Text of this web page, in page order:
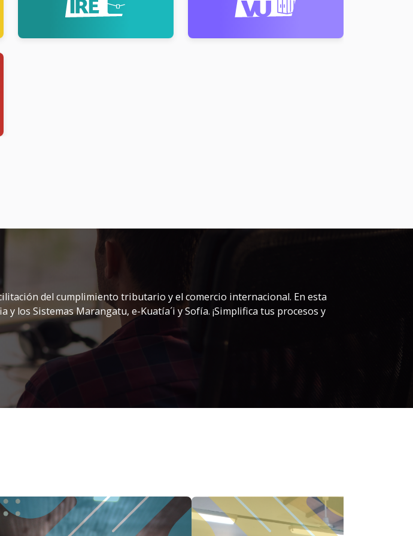
del cumplimiento tributario y el comercio internacional. En esta
los Sistemas Marangatu, e-Kuatía´i y Sofía. ¡Simplifica tus procesos y